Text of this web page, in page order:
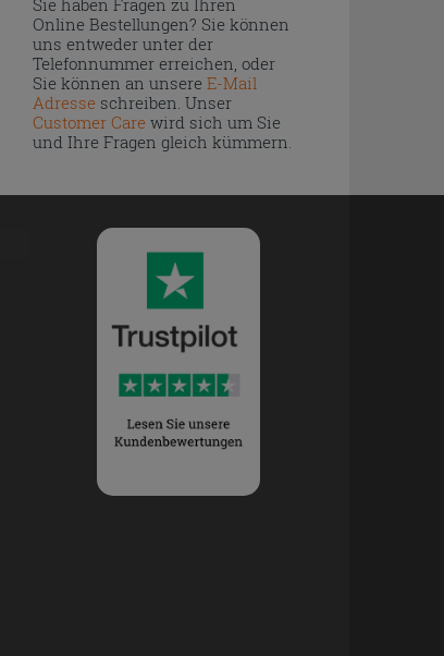
Online Bestellungen? Sie können
uns entweder unter der
Telefonnummer erreichen, oder
Sie können an unsere E-Mail
Adresseschreiben. Unser
Customer Carewird sich um Sie
und Ihre Fragen gleich kümmern.